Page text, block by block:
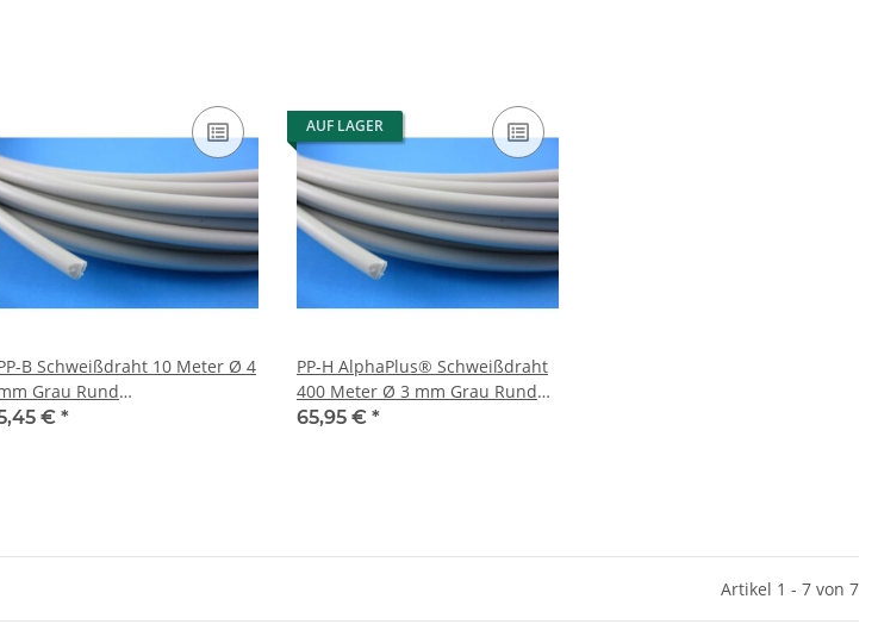
B Schweißdraht 10 Meter Ø 4
Grau Rund
€ *
AUF LAGER
PP-H AlphaPlus® Schweißdraht
400 Meter Ø 3 mm Grau Rund
Kunststoffschweißdraht
65,95 € *
Artikel 1 - 7 von 7